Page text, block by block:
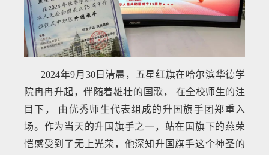
2024年9月30日清晨，五星红旗在哈尔滨华德学
院冉冉升起，伴随着雄壮的国歌， 在全校师生的注
目下， 由优秀师生代表组成的升国旗手团郑重入
场。作为当天的升国旗手之一，站在国旗下的燕荣
恺感受到了无上光荣，他深知升国旗手这个神圣的